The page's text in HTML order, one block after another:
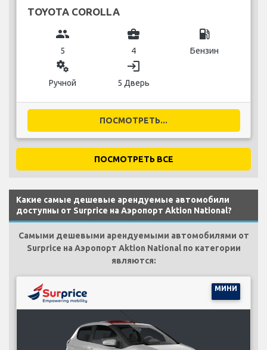
TOYOTA COROLLA
group
5
business_center
4
local_gas_station
Бензин
miscellaneous_services
Ручной
login
5 Дверь
ПОСМОТРЕТЬ...
ПОСМОТРЕТЬ ВСЕ
Какие самые дешевые арендуемые автомобили
доступны от Surprice на Аэропорт Aktion National?
Самыми дешевыми арендуемыми автомобилями от
Surprice на Аэропорт Aktion National по категории
являются:
МИНИ